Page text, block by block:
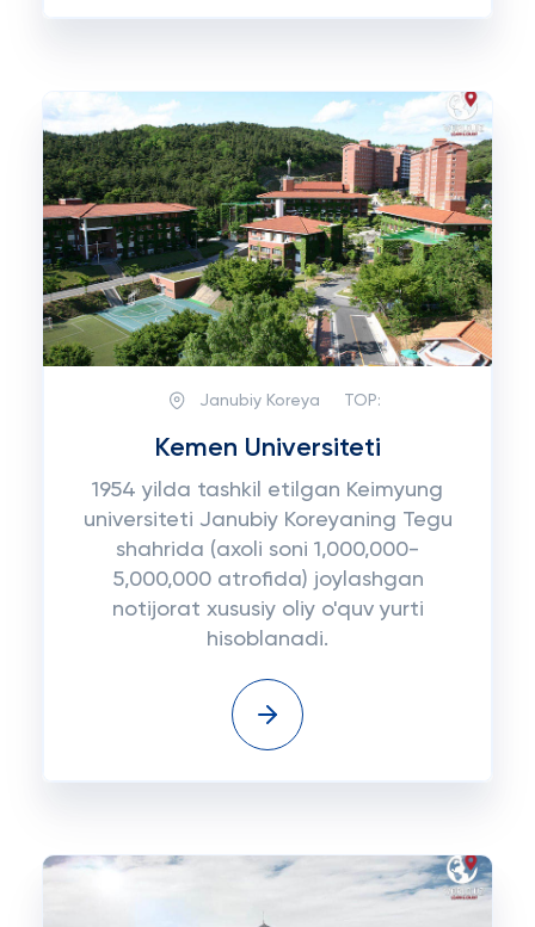
Janubiy Koreya TOP:
Kemen Universiteti
1954 yilda tashkil etilgan Keimyung
universiteti Janubiy Koreyaning Tegu
shahrida (axoli soni 1,000,000-
5,000,000 atrofida) joylashgan
notijorat xususiy oliy o'quv yurti
hisoblanadi.